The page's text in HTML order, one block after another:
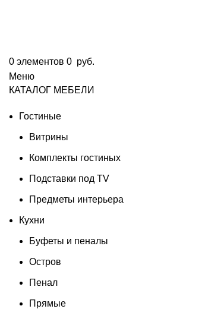
0 элементов 0 руб.
Меню
КАТАЛОГ МЕБЕЛИ
Гостиные
Витрины
Комплекты гостиных
Подставки под TV
Предметы интерьера
Кухни
Буфеты и пеналы
Остров
Пенал
Прямые